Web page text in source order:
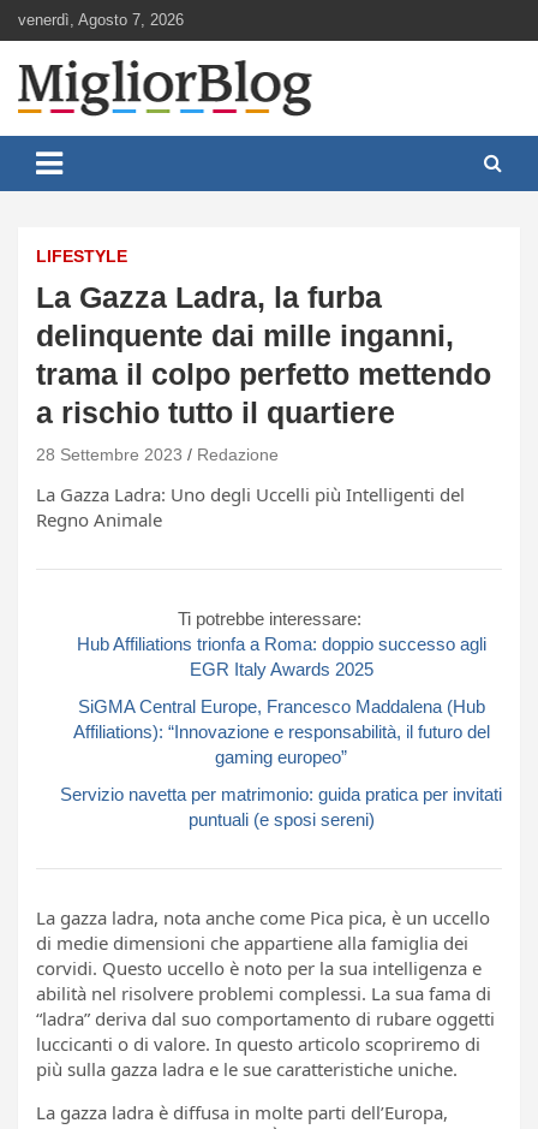
to
content
venerdì, Agosto 7, 2026
MigliorBlog.it
LIFESTYLE
La Gazza Ladra, la furba
delinquente dai mille inganni,
trama il colpo perfetto mettendo
a rischio tutto il quartiere
28 Settembre 2023 Redazione
La Gazza Ladra: Uno degli Uccelli più Intelligenti del
Regno Animale
Ti potrebbe interessare:
Hub Affiliations trionfa a Roma: doppio successo agli
EGR Italy Awards 2025
SiGMA Central Europe, Francesco Maddalena (Hub
Affiliations): “Innovazione e responsabilità, il futuro del
gaming europeo”
Servizio navetta per matrimonio: guida pratica per invitati
puntuali (e sposi sereni)
La gazza ladra, nota anche come Pica pica, è un uccello
di medie dimensioni che appartiene alla famiglia dei
corvidi. Questo uccello è noto per la sua intelligenza e
abilità nel risolvere problemi complessi. La sua fama di
“ladra” deriva dal suo comportamento di rubare oggetti
luccicanti o di valore. In questo articolo scopriremo di
più sulla gazza ladra e le sue caratteristiche uniche.
La gazza ladra è diffusa in molte parti dell’Europa,